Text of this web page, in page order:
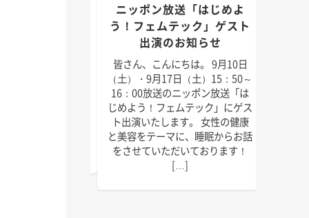
にちは。 9月5日
日（日）放送のラ
ニッポン放送「はじめよ
う！フェムテック」ゲスト
出演のお知らせ
皆さん、こんにちは。 9月10日
（土）・9月17日（土）15：50～
16：00放送のニッポン放送「は
じめよう！フェムテック」にゲス
ト出演いたします。 女性の健康
と美容をテーマに、睡眠からお話
をさせていただいております！
[…]